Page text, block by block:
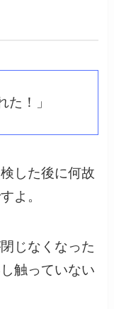
た！」
した後に何故
よ。
じなくなった
触っていない